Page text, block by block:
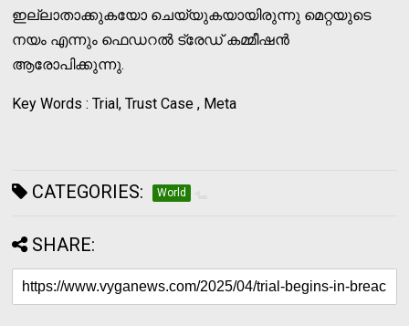
ഇല്ലാതാക്കുകയോ ചെയ്യുകയായിരുന്നു മെറ്റയുടെ
നയം എന്നും ഫെഡറല്‍ ട്രേഡ് കമ്മീഷന്‍
ആരോപിക്കുന്നു.
Key Words : Trial, Trust Case , Meta
CATEGORIES: World
SHARE: